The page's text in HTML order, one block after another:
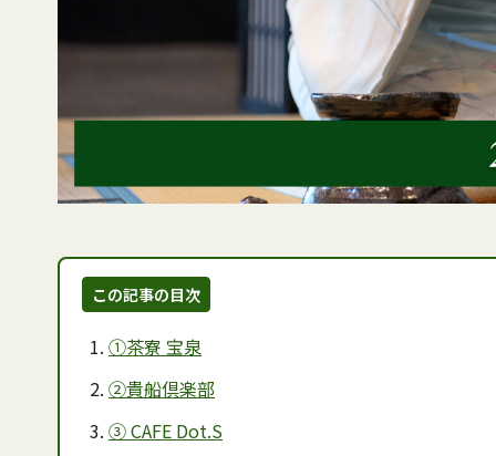
この記事の目次
①茶寮 宝泉
②貴船倶楽部
③ CAFE Dot.S